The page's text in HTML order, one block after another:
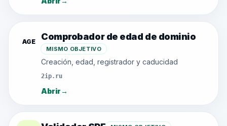
AGE Comprobador de edad de dominio
MISMO OBJETIVO
Creación, edad, registrador y caducidad
2ip.ru
Abrir→